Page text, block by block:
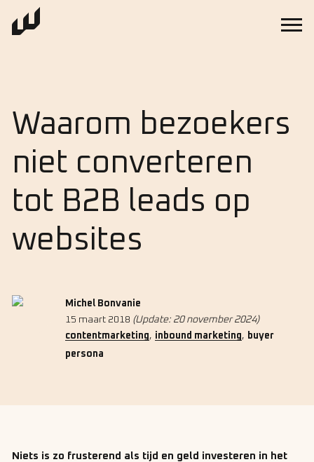
Waarom bezoekers
niet converteren
tot B2B leads op
websites
Michel Bonvanie
15 maart 2018 (Update: 20 november 2024)
contentmarketing, inbound marketing, buyer
persona
Niets is zo frusterend als tijd en geld investeren in het